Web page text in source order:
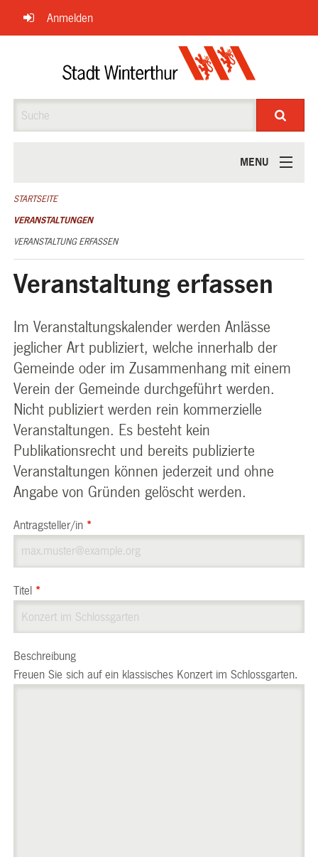
Navigation
überspringen
Anmelden
MENU
ÜBER UNS
STARTSEITE
VERANSTALTUNGEN
VERANSTALTUNG ERFASSEN
Veranstaltung erfassen
Im Veranstaltungskalender werden Anlässe
jeglicher Art publiziert, welche innerhalb der
Gemeinde oder im Zusammenhang mit einem
Verein der Gemeinde durchgeführt werden.
Nicht publiziert werden rein kommerzielle
Veranstaltungen. Es besteht kein
Publikationsrecht und bereits publizierte
Veranstaltungen können jederzeit und ohne
Angabe von Gründen gelöscht werden.
Antragsteller/in *
Titel *
Beschreibung
Freuen Sie sich auf ein klassisches Konzert im Schlossgarten.